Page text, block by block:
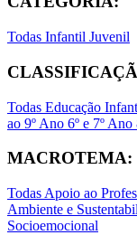
Todas Infantil Juvenil
Todas Educação
ao 9º Ano 6º e 7º Ano
MACROTEMA:
Todas Apoio ao
Ambiente e
Socioemocional